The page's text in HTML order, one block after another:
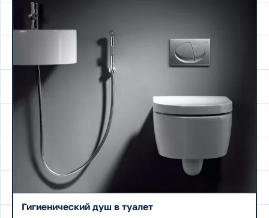
Гигиенический душ в туалет